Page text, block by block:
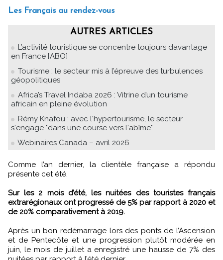
Les Français au rendez-vous
AUTRES ARTICLES
L’activité touristique se concentre toujours davantage
en France [ABO]
Tourisme : le secteur mis à l’épreuve des turbulences
géopolitiques
Africa’s Travel Indaba 2026 : Vitrine d’un tourisme
africain en pleine évolution
Rémy Knafou : avec l'hypertourisme, le secteur
s'engage "dans une course vers l'abîme"
Webinaires Canada – avril 2026
Comme l’an dernier, la clientèle française a répondu
présente cet été.
Sur les 2 mois d’été, les nuitées des touristes français
extrarégionaux ont progressé de 5% par rapport à 2020 et
de 20% comparativement à 2019.
Après un bon redémarrage lors des ponts de l’Ascension
et de Pentecôte et une progression plutôt modérée en
juin, le mois de juillet a enregistré une hausse de 7% des